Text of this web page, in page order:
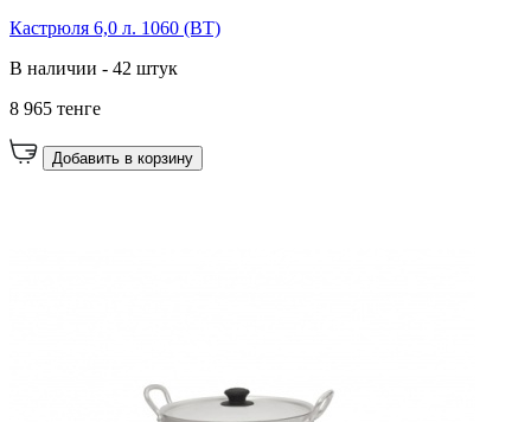
Кастрюля 6,0 л. 1060 (ВТ)
В наличии - 42 штук
8 965 тенге
Добавить в корзину